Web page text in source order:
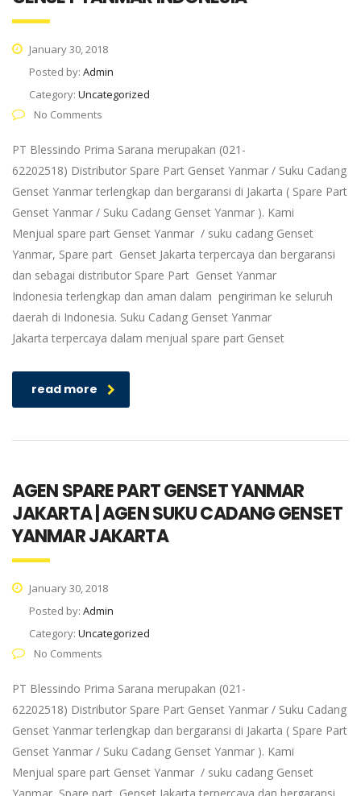
January 30, 2018
Posted by: Admin
Category: Uncategorized
No Comments
PT Blessindo Prima Sarana merupakan (021-
62202518) Distributor Spare Part Genset Yanmar / Suku Cadang
Genset Yanmar terlengkap dan bergaransi di Jakarta ( Spare Part
Genset Yanmar / Suku Cadang Genset Yanmar ). Kami
Menjual spare part Genset Yanmar / suku cadang Genset
Yanmar, Spare part Genset Jakarta terpercaya dan bergaransi
dan sebagai distributor Spare Part Genset Yanmar
Indonesia terlengkap dan aman dalam pengiriman ke seluruh
daerah di Indonesia. Suku Cadang Genset Yanmar
Jakarta terpercaya dalam menjual spare part Genset
read more
AGEN SPARE PART GENSET YANMAR
JAKARTA | AGEN SUKU CADANG GENSET
YANMAR JAKARTA
January 30, 2018
Posted by: Admin
Category: Uncategorized
No Comments
PT Blessindo Prima Sarana merupakan (021-
62202518) Distributor Spare Part Genset Yanmar / Suku Cadang
Genset Yanmar terlengkap dan bergaransi di Jakarta ( Spare Part
Genset Yanmar / Suku Cadang Genset Yanmar ). Kami
Menjual spare part Genset Yanmar / suku cadang Genset